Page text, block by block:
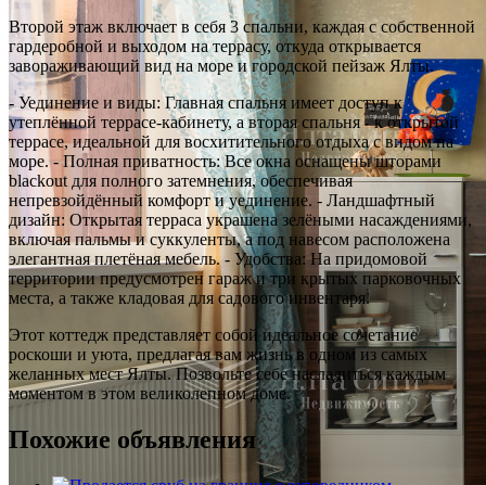
Второй этаж включает в себя 3 спальни, каждая с собственной
гардеробной и выходом на террасу, откуда открывается
завораживающий вид на море и городской пейзаж Ялты.
- Уединение и виды: Главная спальня имеет доступ к
утеплённой террасе-кабинету, а вторая спальня - к открытой
террасе, идеальной для восхитительного отдыха с видом на
море. - Полная приватность: Все окна оснащены шторами
blackout для полного затемнения, обеспечивая
непревзойдённый комфорт и уединение. - Ландшафтный
дизайн: Открытая терраса украшена зелёными насаждениями,
включая пальмы и суккуленты, а под навесом расположена
элегантная плетёная мебель. - Удобства: На придомовой
территории предусмотрен гараж и три крытых парковочных
места, а также кладовая для садового инвентаря.
Этот коттедж представляет собой идеальное сочетание
роскоши и уюта, предлагая вам жизнь в одном из самых
желанных мест Ялты. Позвольте себе насладиться каждым
моментом в этом великолепном доме.
Похожие объявления